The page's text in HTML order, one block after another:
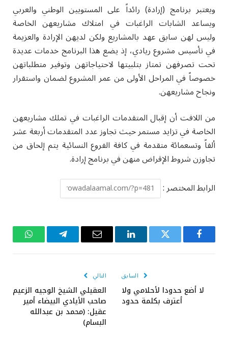
ويعتبر برنامج (إرادة) رائداً على المستويين الوطني والعربي
ويساعد الشابات الراغبات في امتلاك مشاريعهن الخاصة
وليس لهن سابق عهد بالمشاريع ولكن لديهن الإرادة والعزيمة
في تأسيس مشروع ريادي، إذ يضع هذا البرنامج خدمات عديدة
تحت تصرفهن تمتاز بتلبيتها لاحتياجاتهن وتوفير متطلباتهن
خصوصاً في المراحل الأولى من عمر المشروع لضمان واستقرار
ونجاح مشاريعهن.
من اللافت أن إقبال المتقدمات الراغبات في تملك مشاريعهن
الخاصة في تزايد مستمر حيث تجاوز عدد المتقدمات أربعة عشر
ألفاً وتسعمائة متقدمة في كافة الفروع النسائية يتم إلحاق من
تجاوزن شروط الإقراض منهن في برنامج إرادة.
الرابط المختصر :
فيسبوك تويتر لينكدإن
البريد
تيلقرام واتساب
السابق
لا أضع حدودا لأحلامي ولا
أعترف بكلمة حدود
التالي
العقيلي الشيخ الوجيه الزعيم
صاحب الأيادي البيضاء أمير
عقيل: (محمد بن عبدالله
البسام)